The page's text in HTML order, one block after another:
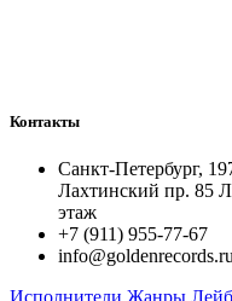
Контакты
Санкт-Петербург,
Лахтинский пр. 85
этаж
+7 (911) 955-77-67
info@goldenrecords.ru